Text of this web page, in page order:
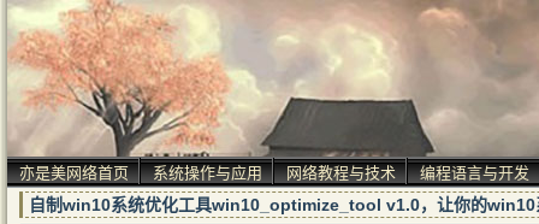
亦是美网络首页 系统操作与应用 网络教程与技术 编程语言与开发
自制win10系统优化工具win10_optimize_tool v1.0，让你的win10